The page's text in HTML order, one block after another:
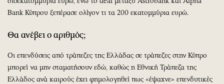
Bank Κύπρου ξεπέρασε ολίγον τι τα 200 εκατομμύρια ευρώ.
Θα ανέβει ο αριθμός;
Οι επενδύσεις από τράπεζες της Ελλάδας σε τράπεζες στην Κύπρο
μπορεί να μην σταματήσουν εδώ, καθώς η Εθνική Τράπεζα της
Ελλάδος ανά καιρούς έχει φημολογηθεί πως «έψαχνε» επενδυτικές